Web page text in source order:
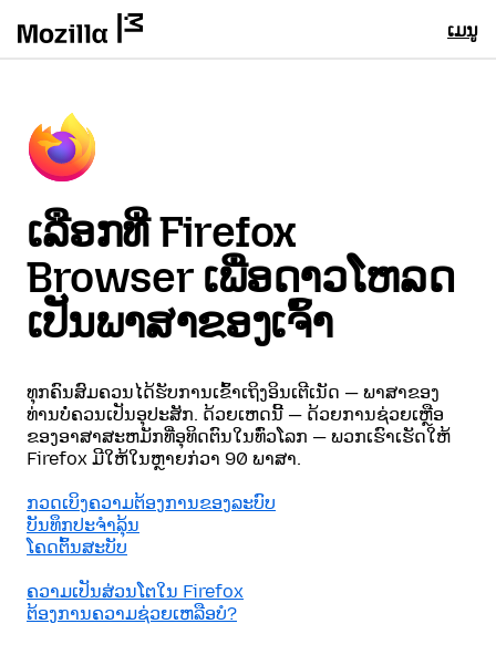
ເມນູ
ເລືອກທີ່ Firefox
Browser ເພື່ອດາວໂຫລດ
ເປັນພາສາຂອງເຈົ້າ
ທຸກຄົນສົມຄວນໄດ້ຮັບການເຂົ້າເຖິງອິນເຕີເນັດ — ພາສາຂອງ
ທ່ານບໍ່ຄວນເປັນອຸປະສັກ. ດ້ວຍເຫດນີ້ — ດ້ວຍການຊ່ວຍເຫຼືອ
ຂອງອາສາສະຫມັກທີ່ອຸທິດຕົນໃນທົ່ວໂລກ — ພວກເຮົາເຮັດໃຫ້
Firefox ມີໃຫ້ໃນຫຼາຍກ່ວາ 90 ພາສາ.
ກວດເບິງຄວາມຕ້ອງການຂອງລະບົບ
ບັນທຶກປະຈຳລຸ້ນ
ໂຄດຕົ້ນສະບັບ
ຄວາມເປັນສ່ວນໂຕໃນ Firefox
ຕ້ອງການຄວາມຊ່ວຍເຫລືອບໍ?